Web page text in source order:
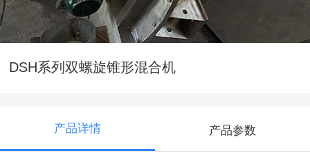
DSH系列双螺旋锥形混合机
产品详情 产品参数